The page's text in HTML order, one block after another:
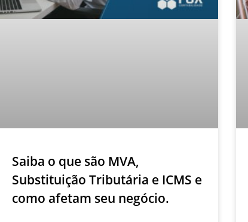
Saiba o que são MVA,
Substituição Tributária e ICMS e
como afetam seu negócio.